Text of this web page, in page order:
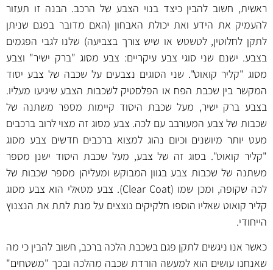
ראשית, חשוב להבין כיצד בנוי הצבע של הרכב. הבנה זו תעזור
להעמיק את הידע ואת יכולת האבחון (האם מדובר בפגם שניתן
לתקן לחלוטין, לטשטש או שיש צורך בצביעה) שלנו לגבי הפגמים
בצבע. ישנם שני סוגי צבע עיקריים: צבע מסוג "ברק ישיר" וצבע
מסוג "קליר קואוט". שני הסוגים נצבעים על שכבה של צבע יסוד
המקשר בין שכבת הפח או הפלסטיק לשכבות הצבע שיגיעו מעליו.
בצבע ברק ישיר, מעל שכבת היסוד קיימות מספר משתנה של
שכבות של צבע המעורבב עם לכה. צבע מסוג זה מצוי לרוב ברכבים
מעט יותר מיושנים וכיום נהוג למצוא ברכבים חדשים צבע מסוג
"קליר קואוט". בסוג זה של צבע, מעל שכבת היסוד ישנן מספר
משתנה של שכבות צבע בגוון המבוקש ומעליהן מספר שכבות של
לכה שקופה, ומכן שמו (Clear Coat). צבע מטאלי הוא צבע מסוג
קליר קואוט שאליו הוספו חלקיקים נוצצים על מנת לתת את הנצנוץ
הייחודי.
כאשר אנו ניגשים לתקן פגם בשכבת הלכה ברכב, חשוב להבין כי מה
שאנחנו עושים הוא למעשה הורדת שכבה מהלכה ובכך "משטחים"